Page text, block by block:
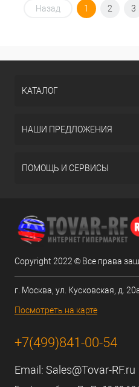
Назад 1 2 3
КАТАЛОГ
НАШИ ПРЕДЛОЖЕНИЯ
ПОМОЩЬ И СЕРВИСЫ
Copyright 2022 © Все права
г. Москва, ул. Кусковская, д.
Посмотреть на карте
+7(499)841-00-54
Email: Sales@Tovar-RF.ru